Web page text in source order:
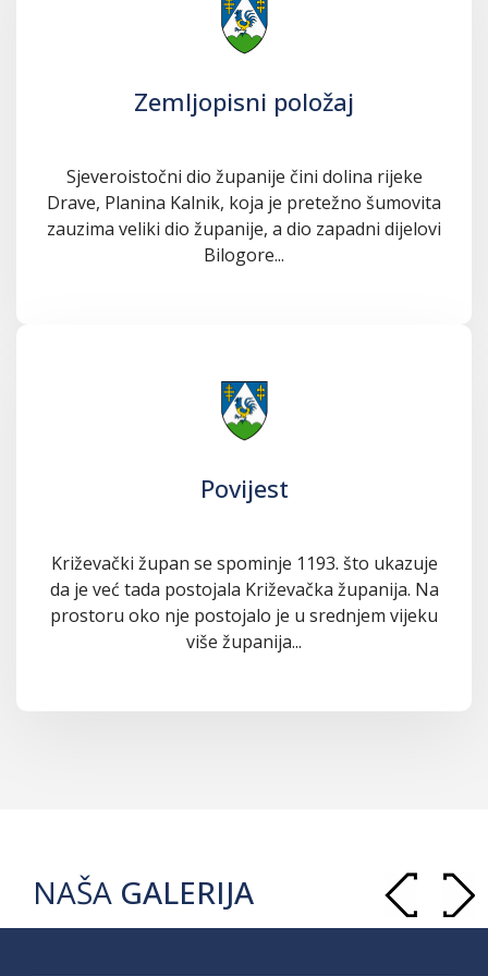
Zemljopisni položaj
Sjeveroistočni dio županije čini dolina rijeke
Drave, Planina Kalnik, koja je pretežno šumovita
zauzima veliki dio županije, a dio zapadni dijelovi
Bilogore...
Povijest
Križevački župan se spominje 1193. što ukazuje
da je već tada postojala Križevačka županija. Na
prostoru oko nje postojalo je u srednjem vijeku
više županija...
NAŠA GALERIJA